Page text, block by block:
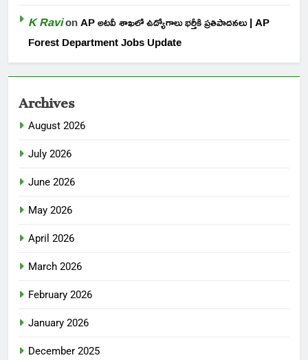
K RavionAP అటవీ శాఖలో ఉద్యోగాలు భర్తీకి ప్రతిపాదనలు | AP
Forest Department Jobs Update
Archives
August 2026
July 2026
June 2026
May 2026
April 2026
March 2026
February 2026
January 2026
December 2025